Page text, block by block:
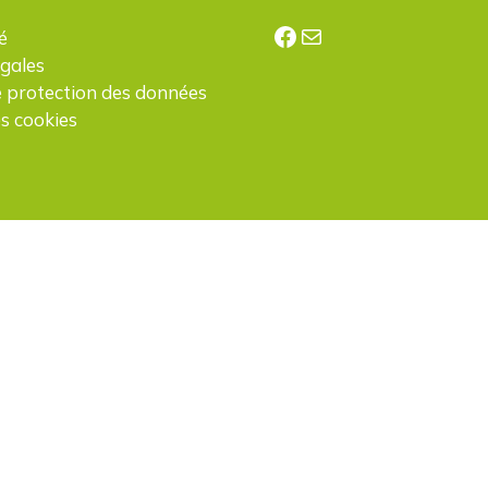
protection des données
cookies
Facebook
E-mail